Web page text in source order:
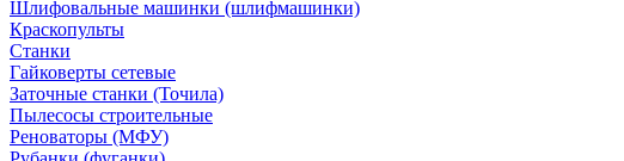
Шлифовальные машинки (шлифмашинки)
Краскопульты
Станки
Гайковерты сетевые
Заточные станки (Точила)
Пылесосы строительные
Реноваторы (МФУ)